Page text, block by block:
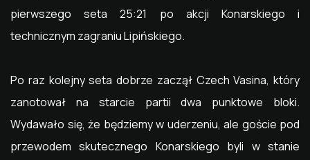
pierwszego seta 25:21 po akcji Konarskiego i
technicznym zagraniu Lipińskiego.
Po raz kolejny seta dobrze zaczął Czech Vasina, który
zanotował na starcie partii dwa punktowe bloki.
Wydawało się, że będziemy w uderzeniu, ale goście pod
przewodem skutecznego Konarskiego byli w stanie